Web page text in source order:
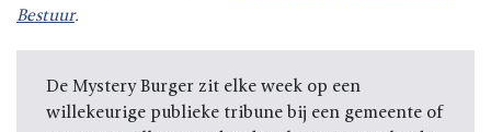
Bestuur.
De Mystery Burger zit elke week op een
willekeurige publieke tribune bij een gemeente of